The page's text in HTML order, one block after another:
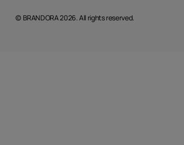
© BRANDORA 2026. All rights reserved.